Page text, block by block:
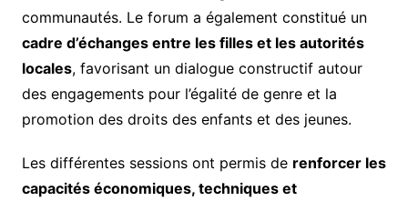
communautés. Le forum a également constitué un
cadre d’échanges entre les filles et les autorités
locales, favorisant un dialogue constructif autour
des engagements pour l’égalité de genre et la
promotion des droits des enfants et des jeunes.
Les différentes sessions ont permis de renforcer les
capacités économiques, techniques et